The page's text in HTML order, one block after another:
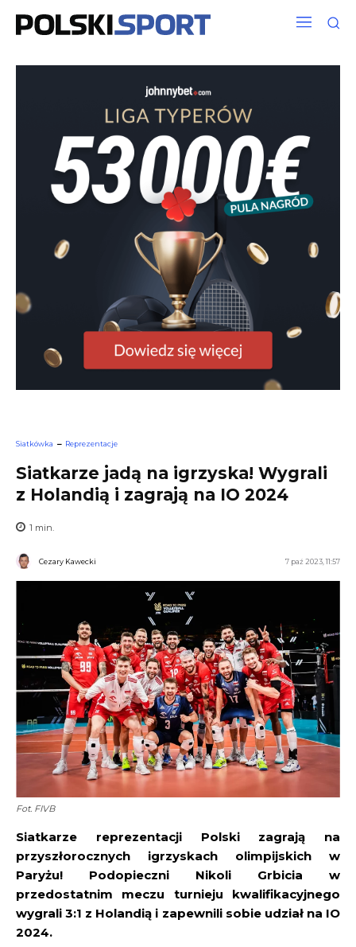
Siatkówka Reprezentacje
Siatkarze jadą na igrzyska! Wygrali
z Holandią i zagrają na IO 2024
1 min.
Cezary Kawecki 7 paź 2023, 11:57
Fot. FIVB
Siatkarze reprezentacji Polski zagrają na
przyszłorocznych igrzyskach olimpijskich w
Paryżu! Podopieczni Nikoli Grbicia w
przedostatnim meczu turnieju kwalifikacyjnego
wygrali 3:1 z Holandią i zapewnili sobie udział na IO
2024.